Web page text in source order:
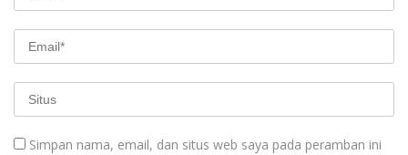
Simpan nama, email, dan situs web saya pada peramban ini